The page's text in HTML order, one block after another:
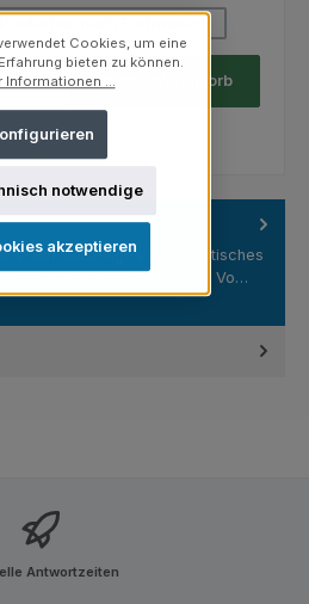
Produktion nach Farbwunsch
Wert ein oder benutze die
Stück In den Warenkorb
ist ein vielseitiges und praktisches
verfügbar ist. Mit einem Vo…
Antwortzeiten
Cookies, um eine
bieten zu können.
Informationen ...
notwendige
akzeptieren